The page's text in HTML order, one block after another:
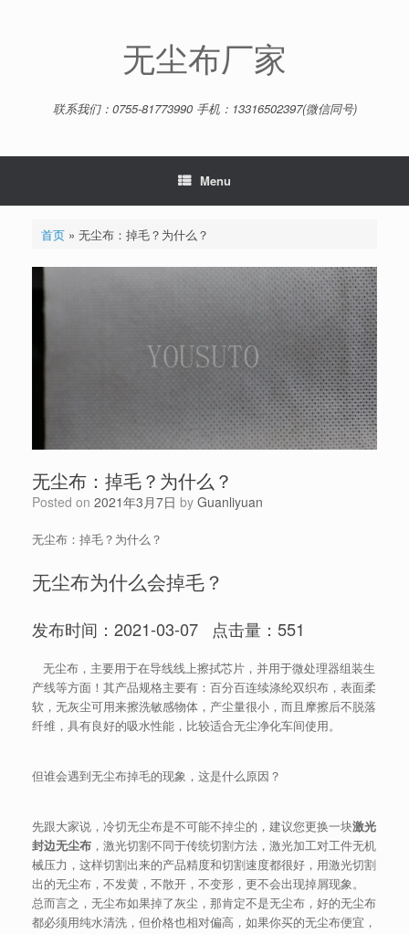
无尘布厂家
联系我们：0755-81773990 手机：13316502397(微信同号)
Menu
首页» 无尘布：掉毛？为什么？
无尘布：掉毛？为什么？
Posted on 2021年3月7日 by Guanliyuan
无尘布：掉毛？为什么？
无尘布为什么会掉毛？
发布时间：2021-03-07 点击量：551
无尘布，主要用于在导线线上擦拭芯片，并用于微处理器组装生
产线等方面！其产品规格主要有：百分百连续涤纶双织布，表面柔
软，无灰尘可用来擦洗敏感物体，产尘量很小，而且摩擦后不脱落
纤维，具有良好的吸水性能，比较适合无尘净化车间使用。
但谁会遇到无尘布掉毛的现象，这是什么原因？
先跟大家说，冷切无尘布是不可能不掉尘的，建议您更换一块激光
封边无尘布 ，激光切割不同于传统切割方法，激光加工对工件无机
械压力，这样切割出来的产品精度和切割速度都很好，用激光切割
出的无尘布，不发黄，不散开，不变形，更不会出现掉屑现象。
总而言之，无尘布如果掉了灰尘，那肯定不是无尘布，好的无尘布
都必须用纯水清洗，但价格也相对偏高，如果你买的无尘布便宜，